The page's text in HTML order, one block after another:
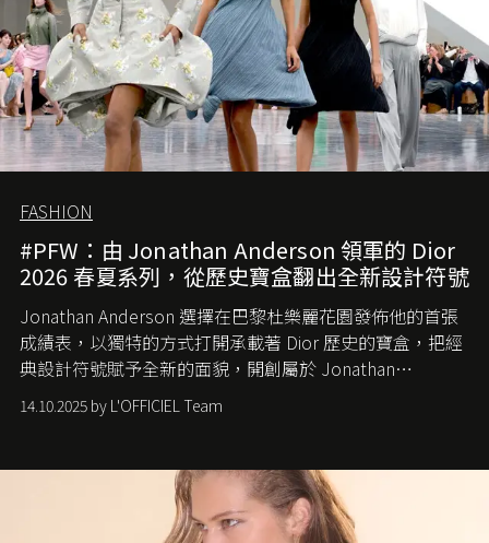
FASHION
#PFW：由 Jonathan Anderson 領軍的 Dior
2026 春夏系列，從歷史寶盒翻出全新設計符號
Jonathan Anderson 選擇在巴黎杜樂麗花園發佈他的首張
成績表，以獨特的方式打開承載著 Dior 歷史的寶盒，把經
典設計符號賦予全新的面貌，開創屬於 Jonathan
Anderson 的 Dior 時代。
14.10.2025 by L'OFFICIEL Team